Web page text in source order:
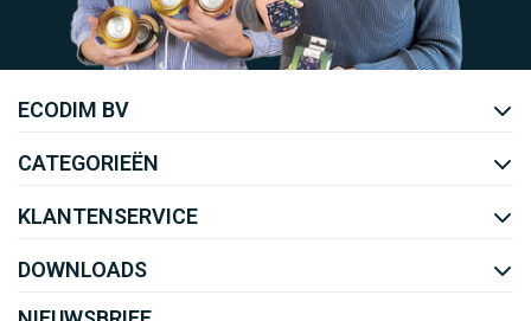
Uw EcoDim team
ECODIM BV
CATEGORIEËN
KLANTENSERVICE
DOWNLOADS